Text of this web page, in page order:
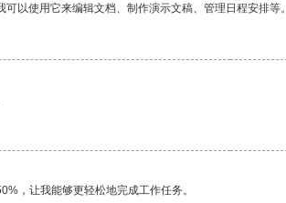
以使用它来编辑文档、制作演示文稿、管理日程安排等。
，让我能够更轻松地完成工作任务。